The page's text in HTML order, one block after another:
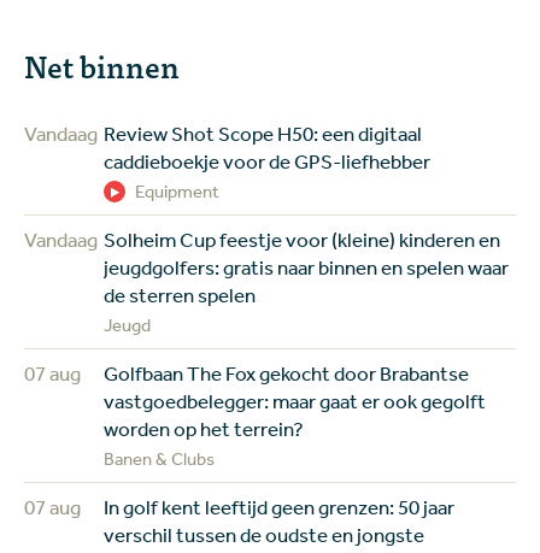
Net binnen
Vandaag Review Shot Scope H50: een digitaal
caddieboekje voor de GPS-liefhebber
Equipment
Vandaag Solheim Cup feestje voor (kleine) kinderen en
jeugdgolfers: gratis naar binnen en spelen waar
de sterren spelen
Jeugd
07 aug
Golfbaan The Fox gekocht door Brabantse
vastgoedbelegger: maar gaat er ook gegolft
worden op het terrein?
Banen & Clubs
07 aug
In golf kent leeftijd geen grenzen: 50 jaar
verschil tussen de oudste en jongste